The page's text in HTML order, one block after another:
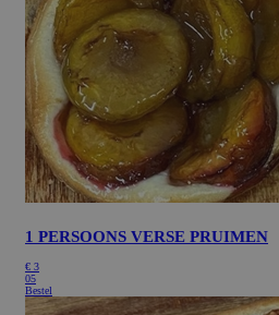
1 PERSOONS VERSE PRUIMEN
€ 3
05
Bestel